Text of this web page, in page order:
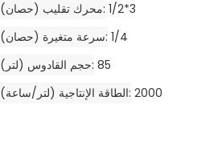
محرك تقليب (حصان) 1/2*3
سرعة متغيرة (حصان) 1/4
حجم القادوس (لتر) 85
الطاقة الإنتاجية (لتر/ساعة) 2000